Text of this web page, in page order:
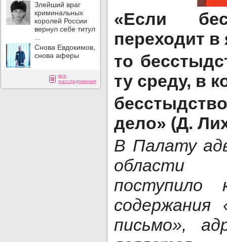
Злейший враг
криминальных
королей России
вернул себе титул
Снова Евдокимов,
снова аферы
все
расследования
«Если
переходит в
то
ту среду, в
дело» (Д.
В Палату
области
поступило
содержания
письмо»,